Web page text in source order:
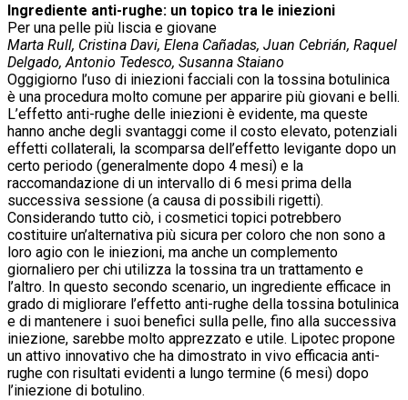
Ingrediente anti-rughe: un topico tra le iniezioni
Per una pelle più liscia e giovane
Marta Rull, Cristina Davi, Elena Cañadas, Juan Cebrián, Raquel
Delgado, Antonio Tedesco, Susanna Staiano
Oggigiorno l’uso di iniezioni facciali con la tossina botulinica
è una procedura molto comune per apparire più giovani e belli.
L’effetto anti-rughe delle iniezioni è evidente, ma queste
hanno anche degli svantaggi come il costo elevato, potenziali
effetti collaterali, la scomparsa dell’effetto levigante dopo un
certo periodo (generalmente dopo 4 mesi) e la
raccomandazione di un intervallo di 6 mesi prima della
successiva sessione (a causa di possibili rigetti).
Considerando tutto ciò, i cosmetici topici potrebbero
costituire un’alternativa più sicura per coloro che non sono a
loro agio con le iniezioni, ma anche un complemento
giornaliero per chi utilizza la tossina tra un trattamento e
l’altro. In questo secondo scenario, un ingrediente efficace in
grado di migliorare l’effetto anti-rughe della tossina botulinica
e di mantenere i suoi benefici sulla pelle, fino alla successiva
iniezione, sarebbe molto apprezzato e utile. Lipotec propone
un attivo innovativo che ha dimostrato in vivo efficacia anti-
rughe con risultati evidenti a lungo termine (6 mesi) dopo
l’iniezione di botulino.